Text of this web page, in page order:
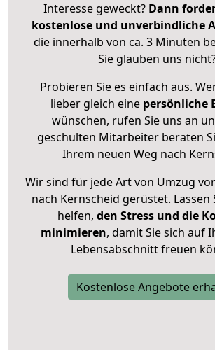
Interesse geweckt? Dann
kostenlose und unverbindliche
die innerhalb von ca. 3 Minuten
Sie glauben uns
Probieren Sie es einfach aus.
lieber gleich eine persönliche
wünschen, rufen Sie uns an
geschulten Mitarbeiter beraten
Ihrem neuen Weg nach
Wir sind für jede Art von Umzug
nach Kernscheid gerüstet. Lassen
helfen, den Stress und die
minimieren, damit Sie sich auf
Lebensabschnitt freuen
Kostenlose Angebote